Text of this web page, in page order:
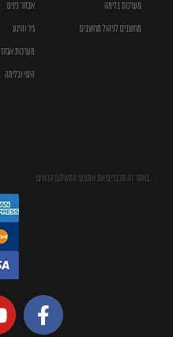
מערכות בלימה
מחשבים לניהול מחשבים
אבזור פנים
גיר והינע
מערכות אגזוז
היגוי ובלימה
באתר זה מכבדים את אמצעי התשלום הבאים: